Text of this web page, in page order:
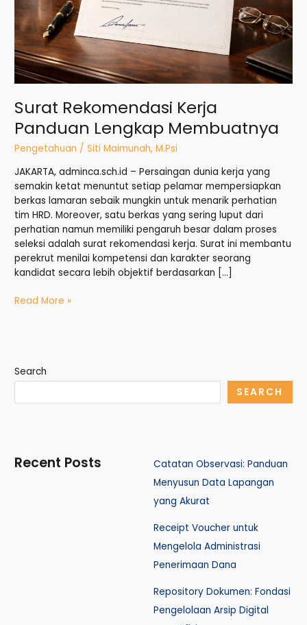
Surat Rekomendasi Kerja
Panduan Lengkap Membuatnya
Pengetahuan /Siti Maimunah, M.Psi
JAKARTA, adminca.sch.id – Persaingan dunia kerja yang
semakin ketat menuntut setiap pelamar mempersiapkan
berkas lamaran sebaik mungkin untuk menarik perhatian
tim HRD. Moreover, satu berkas yang sering luput dari
perhatian namun memiliki pengaruh besar dalam proses
seleksi adalah surat rekomendasi kerja. Surat ini membantu
perekrut menilai kompetensi dan karakter seorang
kandidat secara lebih objektif berdasarkan […]
Read More »
Search
SEARCH
Recent Posts
Catatan Observasi: Panduan
Menyusun Data Lapangan
yang Akurat
Receipt Voucher untuk
Mengelola Administrasi
Penerimaan Dana
Repository Dokumen: Fondasi
Pengelolaan Arsip Digital